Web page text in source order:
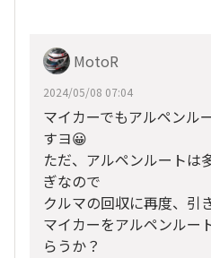
MotoR
2024/05/08 07:04
マイカーでもアルペンル
すヨ😀
ただ、アルペンルートは
ぎなので
クルマの回収に再度、引
マイカーをアルペンルー
らうか？